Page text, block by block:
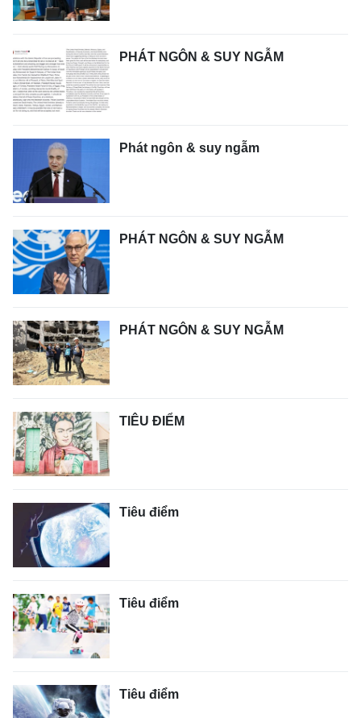
PHÁT NGÔN & SUY NGẪM
Phát ngôn & suy ngẫm
PHÁT NGÔN & SUY NGẪM
PHÁT NGÔN & SUY NGẪM
TIÊU ĐIỂM
Tiêu điểm
Tiêu điểm
Tiêu điểm